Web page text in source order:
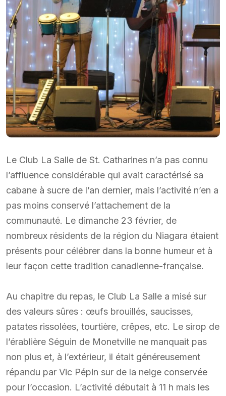
Le Club La Salle de St. Catharines n’a pas connu
l’affluence considérable qui avait caractérisé sa
cabane à sucre de l’an dernier, mais l’activité n’en a
pas moins conservé l’attachement de la
communauté. Le dimanche 23 février, de
nombreux résidents de la région du Niagara étaient
présents pour célébrer dans la bonne humeur et à
leur façon cette tradition canadienne-française.
Au chapitre du repas, le Club La Salle a misé sur
des valeurs sûres : œufs brouillés, saucisses,
patates rissolées, tourtière, crêpes, etc. Le sirop de
l’érablière Séguin de Monetville ne manquait pas
non plus et, à l’extérieur, il était généreusement
répandu par Vic Pépin sur de la neige conservée
pour l’occasion. L’activité débutait à 11 h mais les